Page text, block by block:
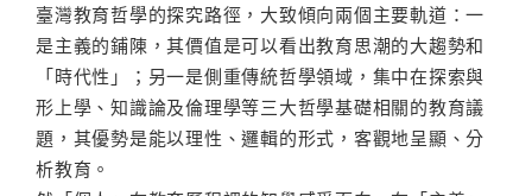
臺灣教育哲學的探究路徑，大致傾向兩個主要軌道：一
是主義的鋪陳，其價值是可以看出教育思潮的大趨勢和
「時代性」；另一是側重傳統哲學領域，集中在探索與
形上學、知識論及倫理學等三大哲學基礎相關的教育議
題，其優勢是能以理性、邏輯的形式，客觀地呈顯、分
析教育。